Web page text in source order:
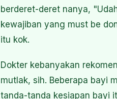
berderet-deret nanya,
kewajiban yang must be
itu kok.
Dokter kebanyakan
mutlak, sih. Beberapa bayi
tanda-tanda kesiapan bayi